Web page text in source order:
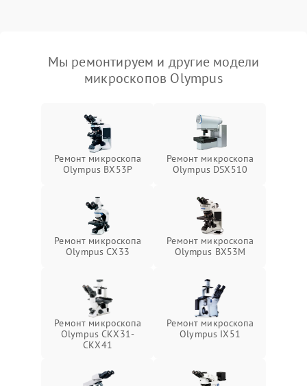
Мы ремонтируем и другие модели
микроскопов Olympus
Ремонт микроскопа
Olympus BX53P
Ремонт микроскопа
Olympus DSX510
Ремонт микроскопа
Olympus СX33
Ремонт микроскопа
Olympus BX53M
Ремонт микроскопа
Olympus CKX31-
CKX41
Ремонт микроскопа
Olympus IX51